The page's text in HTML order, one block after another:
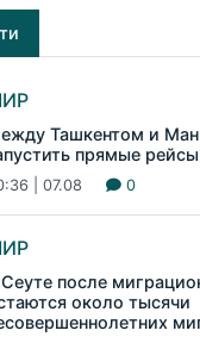
Ташкентом и
прямые рейсы
| 07.08 0
после
около тысячи